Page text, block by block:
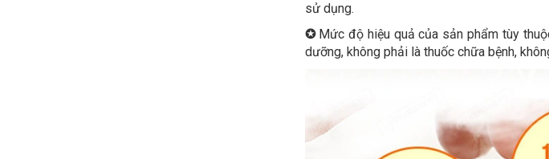
sử dụng.
✪Mức độ hiệu quả của sản phẩm tùy
dưỡng, không phải là thuốc chữa bệnh,